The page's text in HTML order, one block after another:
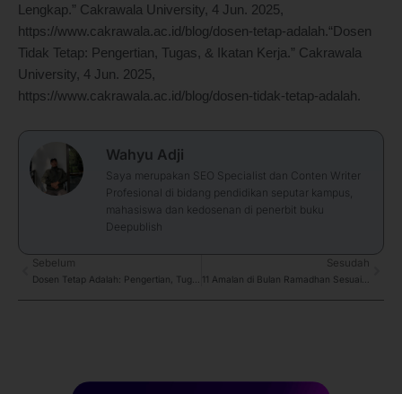
Lengkap.” Cakrawala University, 4 Jun. 2025,
https://www.cakrawala.ac.id/blog/dosen-tetap-adalah.“Dosen
Tidak Tetap: Pengertian, Tugas, & Ikatan Kerja.” Cakrawala
University, 4 Jun. 2025,
https://www.cakrawala.ac.id/blog/dosen-tidak-tetap-adalah.
Wahyu Adji
Saya merupakan SEO Specialist dan Conten Writer
Profesional di bidang pendidikan seputar kampus,
mahasiswa dan kedosenan di penerbit buku
Deepublish
Prev
Sebelum
Dosen Tetap Adalah: Pengertian, Tugas, dan Syaratnya
Sesudah
11 Amalan di Bulan Ramadhan Sesuai Sunnah dan Keistimewaan